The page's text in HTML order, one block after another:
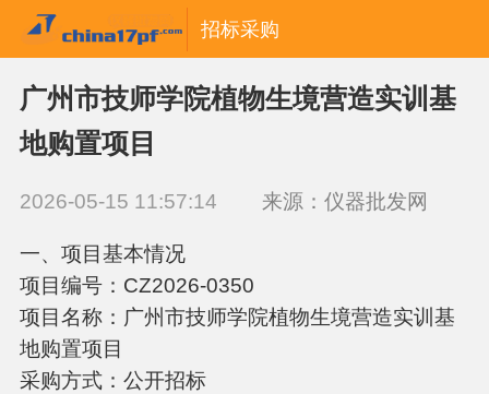
招标采购
广州市技师学院植物生境营造实训基
地购置项目
2026-05-15 11:57:14 来源：仪器批发网
一、项目基本情况
项目编号：CZ2026-0350
项目名称：广州市技师学院植物生境营造实训基
地购置项目
采购方式：公开招标